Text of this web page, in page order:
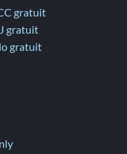
gratuit
gratuit
gratuit